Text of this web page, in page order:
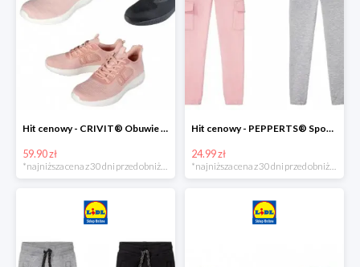
Hit cenowy - CRIVIT® Obuwie dziewczęce sportowe i na co dzień, 1 para
59.90 zł
Hit cenowy - PEPPERTS® Spodnie dresowe dziewczęce, 1 para
24.99 zł